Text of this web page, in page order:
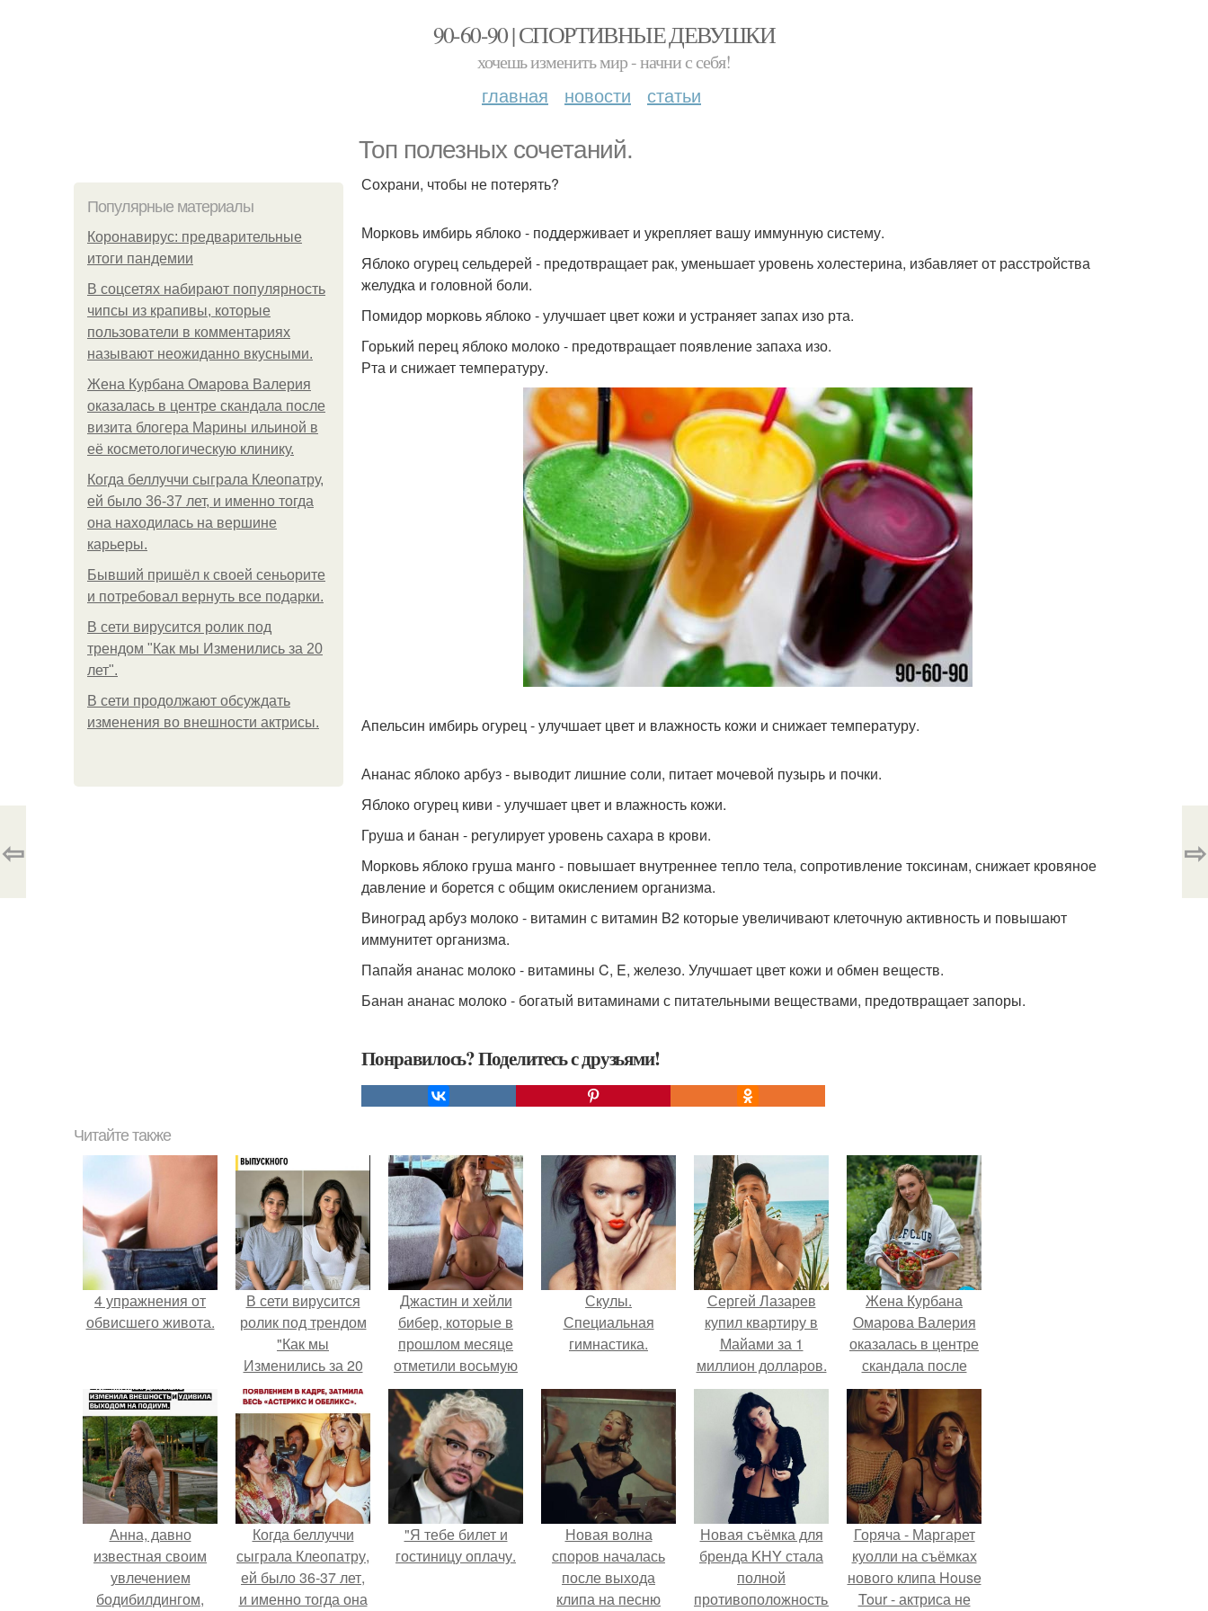
90-60-90 | СПОРТИВНЫЕ ДЕВУШКИ
хочешь изменить мир - начни с себя!
главная новости статьи
Топ полезных сочетаний.
Популярные материалы
Коронавирус: предварительные
итоги пандемии
В соцсетях набирают популярность
чипсы из крапивы, которые
пользователи в комментариях
называют неожиданно вкусными.
Жена Курбана Омарова Валерия
оказалась в центре скандала после
визита блогера Марины ильиной в
её косметологическую клинику.
Когда беллуччи сыграла Клеопатру,
ей было 36-37 лет, и именно тогда
она находилась на вершине
карьеры.
Бывший пришёл к своей сеньорите
и потребовал вернуть все подарки.
В сети вирусится ролик под
трендом "Как мы Изменились за 20
лет".
В сети продолжают обсуждать
изменения во внешности актрисы.
Сохрани, чтобы не потерять?
Морковь имбирь яблоко - поддерживает и укрепляет вашу иммунную систему.
Яблоко огурец сельдерей - предотвращает рак, уменьшает уровень холестерина, избавляет от расстройства
желудка и головной боли.
Помидор морковь яблоко - улучшает цвет кожи и устраняет запах изо рта.
Горький перец яблоко молоко - предотвращает появление запаха изо.
Рта и снижает температуру.
Апельсин имбирь огурец - улучшает цвет и влажность кожи и снижает температуру.
Ананас яблоко арбуз - выводит лишние соли, питает мочевой пузырь и почки.
Яблоко огурец киви - улучшает цвет и влажность кожи.
Груша и банан - регулирует уровень сахара в крови.
Морковь яблоко груша манго - повышает внутреннее тепло тела, сопротивление токсинам, снижает кровяное
давление и борется с общим окислением организма.
Виноград арбуз молоко - витамин с витамин B2 которые увеличивают клеточную активность и повышают
иммунитет организма.
Папайя ананас молоко - витамины C, E, железо. Улучшает цвет кожи и обмен веществ.
Банан ананас молоко - богатый витаминами с питательными веществами, предотвращает запоры.
Понравилось? Поделитесь с друзьями!
⇦ ⇨
Читайте также
4 упражнения от
обвисшего живота.
В сети вирусится
ролик под трендом
"Как мы
Изменились за 20
лет".
Джастин и хейли
бибер, которые в
прошлом месяце
отметили восьмую
годовщину
помолвки, показали
новые фото с
совместного
отдыха.
Скулы.
Специальная
гимнастика.
Сергей Лазарев
купил квартиру в
Майами за 1
миллион долларов.
Жена Курбана
Омарова Валерия
оказалась в центре
скандала после
визита блогера
Марины ильиной в
косметологическую
клинику.
Анна, давно
известная своим
увлечением
бодибилдингом,
Когда беллуччи
сыграла Клеопатру,
ей было 36-37 лет,
и именно тогда она
"Я тебе билет и
гостиницу оплачу.
Новая волна
споров началась
после выхода
клипа на песню
Новая съёмка для
бренда KHY стала
полной
противоположностью
Горяча - Маргарет
куолли на съёмках
нового клипа House
Tour - актриса не